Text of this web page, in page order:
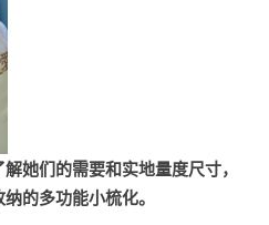
她们的需要和实地量度尺寸，
的多功能小梳化。